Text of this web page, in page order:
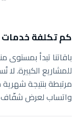
كم تكلفة خدمات
باقاتنا تبدأ بمستوى
للمشاريع الكبيرة.
مرتبطة بنتيجة
واتساب لعرض